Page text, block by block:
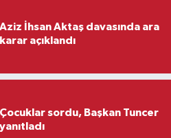
Aziz İhsan Aktaş davasında ara
karar açıklandı
Çocuklar sordu, Başkan Tuncer
yanıtladı